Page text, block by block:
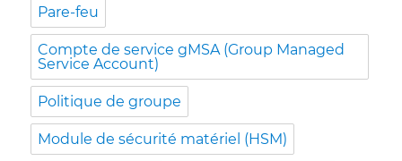
Pare-feu
Compte de service gMSA (Group Managed
Service Account)
Politique de groupe
Module de sécurité matériel (HSM)